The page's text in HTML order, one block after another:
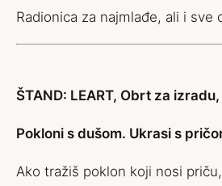
Radionica za najmlađe, ali i
ŠTAND: LEART, Obrt za
Pokloni s dušom. Ukrasi s
Ako tražiš poklon koji nosi